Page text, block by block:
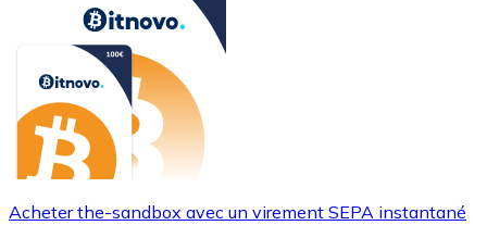
Acheter the-sandbox avec un virement SEPA instantané